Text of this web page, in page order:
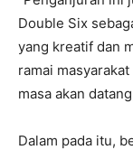
Double Six
yang kreatif dan
ramai
masa akan
Dalam pada itu,